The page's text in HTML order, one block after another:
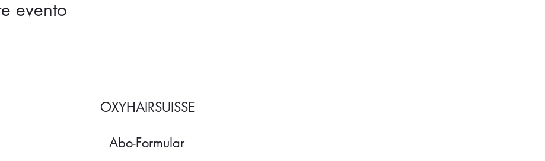
evento
OXYHAIRSUISSE
Abo-Formular